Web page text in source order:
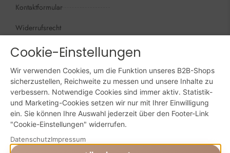
Kontaktformular
Widerrufsrecht
Öffnungszeiten
Wir sind persönlich, für Sie da:
Mo - Do: 09:00 - 16:00 Uhr
Fr: 09:00 - 15:00 Uhr
Sa + So: geschlossen
Online bestellen: 24/7
Cookie-Einstellungen
Wir verwenden Cookies, um die Funktion unseres B2B-Shops
sicherzustellen, Reichweite zu messen und unsere Inhalte zu
verbessern. Notwendige Cookies sind immer aktiv. Statistik-
und Marketing-Cookies setzen wir nur mit Ihrer Einwilligung
ein. Sie können Ihre Auswahl jederzeit über den Footer-Link
"Cookie-Einstellungen" widerrufen.
DatenschutzImpressum